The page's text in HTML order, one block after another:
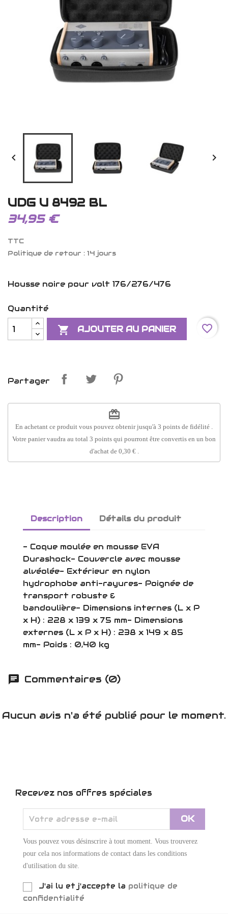
 
UDG U 8492 BL
34,95 €
TTC
Politique de retour : 14 jours
Housse noire pour volt 176/276/476
Quantité
 AJOUTER AU PANIER favorite_border
Partager
redeem
En achetant ce produit vous pouvez obtenir jusqu'à 3 points de fidélité
Votre panier vaudra au total 3 points qui pourront être convertis en un bon
d'achat de 0,30 €.
Description Détails du produit
- Coque moulée en mousse EVA
Durashock- Couvercle avec mousse
alvéolée- Extérieur en nylon
hydrophobe anti-rayures- Poignée de
transport robuste &
bandoulière- Dimensions internes (L x P
x H) : 228 x 139 x 75 mm- Dimensions
externes (L x P x H) : 238 x 149 x 85
mm- Poids : 0,40 kg
Commentaires (0)
Aucun avis n'a été publié pour le moment.
Recevez nos offres spéciales
Vous pouvez vous désinscrire à tout moment. Vous trouverez
pour cela nos informations de contact dans les conditions
d'utilisation du site.
J'ai lu et j'accepte la politique de
confidentialité